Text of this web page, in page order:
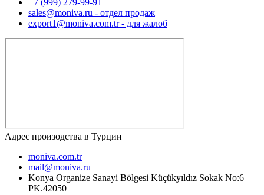
+7 (999) 279-99-91
sales@moniva.ru - отдел продаж
export1@moniva.com.tr - для жалоб
Адрес произодства в Турции
moniva.com.tr
mail@moniva.ru
Konya Organize Sanayi Bölgesi Küçükyıldız Sokak No:6
PK.42050